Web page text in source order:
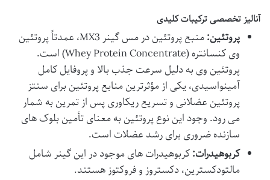
آنالیز تخصصی ترکیبات کلیدی
پروتئین:
منبع پروتئین در مس گینر MX3، عمدتاً پروتئین
وی کنسانتره (Whey Protein Concentrate) است.
پروتئین وی به دلیل سرعت جذب بالا و پروفایل کامل
آمینواسیدی، یکی از مؤثرترین منابع پروتئین برای سنتز
پروتئین عضلانی و تسریع ریکاوری پس از تمرین به شمار
می رود. وجود این نوع پروتئین به معنای تأمین بلوک های
سازنده ضروری برای رشد عضلات است.
کربوهیدرات:کربوهیدرات های موجود در این گینر شامل
مالتودکسترین، دکستروز و فروکتوز هستند.